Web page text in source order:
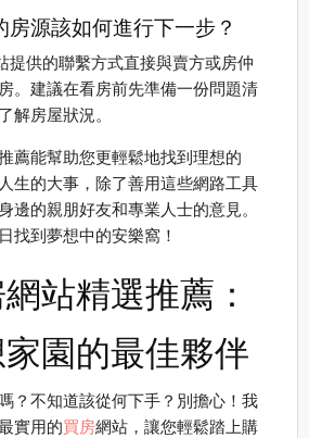
房源該如何進行下一步？
提供的聯繫方式直接與賣方或房仲
。建議在看房前先準備一份問題清
解房屋狀況。
薦能幫助您更輕鬆地找到理想的
生的大事，除了善用這些網路工具
邊的親朋好友和專業人士的意見。
找到夢想中的安樂窩！
站精選推薦：
園的最佳夥伴
？不知道該從何下手？別擔心！我
實用的買房網站，讓您輕鬆踏上購